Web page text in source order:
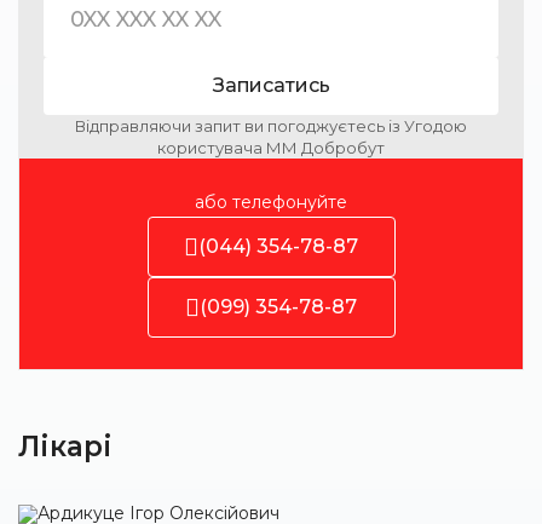
Записатись
Відправляючи запит ви погоджуєтесь із Угодою
користувача ММ Добробут
або телефонуйте
(044) 354-78-87
(099) 354-78-87
Лікарі